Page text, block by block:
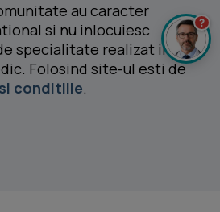
au caracter
si nu inlocuiesc
specialitate realizat in
Folosind site-ul esti de
conditiile.
?